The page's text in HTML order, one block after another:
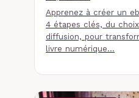
Apprenez à créer un
4 étapes clés, du
diffusion, pour
livre numérique…